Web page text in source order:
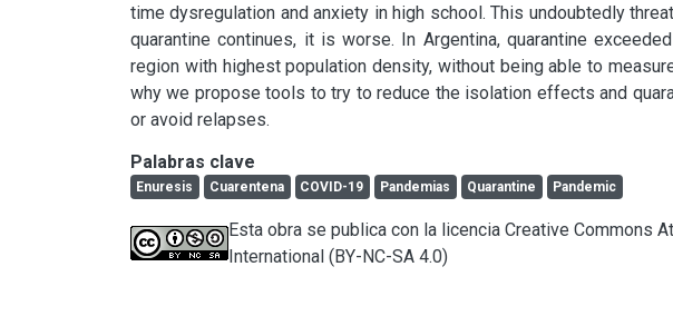
time dysregulation and anxiety in high school. This undoubtedly
quarantine continues, it is worse. In Argentina, quarantine
region with highest population density, without being able to
why we propose tools to try to reduce the isolation effects and
or avoid relapses.
Palabras clave
Enuresis Cuarentena COVID-19 Pandemias Quarantine Pandemic
Esta obra se publica con la licencia Creative Commons
International (BY-NC-SA 4.0)